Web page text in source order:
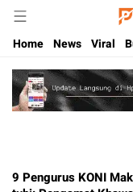
Update Kabar
Home News Viral
9 Pengurus KONI